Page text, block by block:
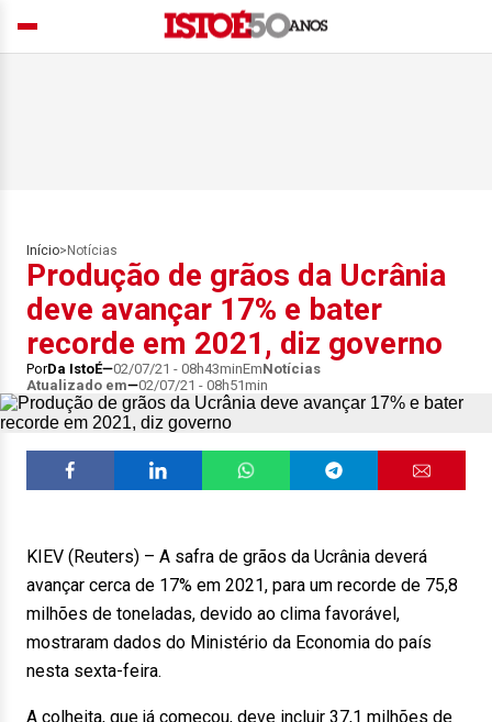
Início> Notícias
Produção de grãos da Ucrânia
deve avançar 17% e bater
recorde em 2021, diz governo
PorDa IstoÉ 02/07/21 - 08h43minEmNotícias
Atualizado em
02/07/21 - 08h51min
KIEV (Reuters) – A safra de grãos da Ucrânia deverá
avançar cerca de 17% em 2021, para um recorde de 75,8
milhões de toneladas, devido ao clima favorável,
mostraram dados do Ministério da Economia do país
nesta sexta-feira.
A colheita, que já começou, deve incluir 37,1 milhões de